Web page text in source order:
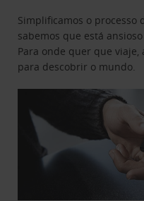
Simplificamos o processo
sabemos que está
Para onde quer que viaje,
para descobrir o mundo.